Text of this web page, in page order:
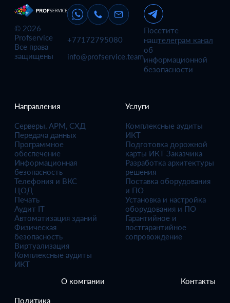
© 2026
Profservice
Все права
защищены
+77172795080
info@profservice.team
Посетите
наштелеграм канал
об
информационной
безопасности
Направления
Серверы, АРМ, СХД
Передача данных
Программное
обеспечение
Информационная
безопасность
Телефония и ВКС
ЦОД
Печать
Аудит IT
Автоматизация зданий
Физическая
безопасность
Виртуализация
Комплексные аудиты
ИКТ
Услуги
Комплексные аудиты
ИКТ
Подготовка дорожной
карты ИКТ Заказчика
Разработка архитектуры
решения
Поставка оборудования
и ПО
Установка и настройка
оборудования и ПО
Гарантийное и
постгарантийное
сопровождение
О компании
Политика
Контакты